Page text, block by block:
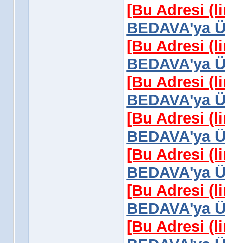
[Bu Adresi
BEDAVA'ya
[Bu Adresi
BEDAVA'ya
[Bu Adresi
BEDAVA'ya
[Bu Adresi
BEDAVA'ya
[Bu Adresi
BEDAVA'ya
[Bu Adresi
BEDAVA'ya
[Bu Adresi